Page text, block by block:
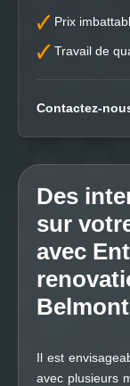
Prix
Travail de
Contactez-
Des
sur
avec
Belmont
Il est
avec plusieurs